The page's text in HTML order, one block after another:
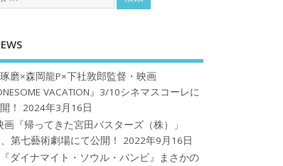
磨×森岡龍P×下社敦郎監督・映画
VACATION』3/10シネマスコーレに
！
2024年3月16日
画『帰ってきた宮田バスターズ（株）」
第七藝術劇場にて公開！
2022年9月16日
ダイナマイト・ソウル・バンビ』まさかの